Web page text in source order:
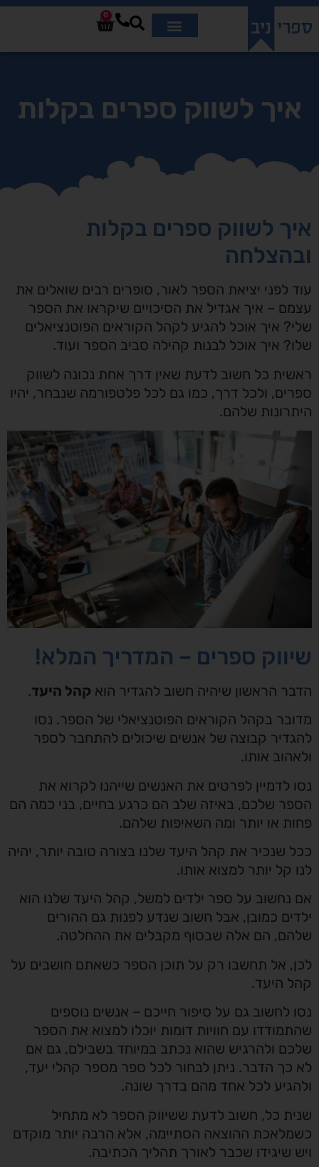
0
איך לשווק ספרים בקלות
איך לשווק ספרים בקלות
ובהצלחה
עוד לפני יציאת הספר לאור, סופרים רבים שואלים את
עצמם – איך אגדיל את הסיכויים שיקראו את הספר
שלי? איך אוכל להגיע לקהל הקוראים הפוטנציאלים
שלו? איך אוכל לבנות קהילה סביב הספר ועוד.
ראשית כל חשוב לדעת שאין דרך אחת נכונה לשווק
ספרים, ולכל דרך, כמו גם לכל פלטפורמה שנבחר, יהיו
היתרונות שלהם.
שיווק ספרים – המדריך המלא!
הדבר הראשון שיהיה חשוב להגדיר הוא קהל היעד.
מדובר בקהל הקוראים הפוטנציאלי של הספר. נסו
להגדיר קבוצה של אנשים שיכולים להתחבר לספר
ולאהוב אותו.
נסו לדמיין לפרטים את האנשים שייהנו לקרוא את
הספר שלכם, באיזה שלב הם כרגע בחיים, בני כמה הם
פחות או יותר ומה השאיפות שלהם.
ככל שנכיר את קהל היעד שלנו בצורה טובה יותר, יהיה
לנו קל יותר למצוא אותו.
אם נחשוב על ספר ילדים למשל, קהל היעד שלנו הוא
ילדים כמובן, אבל חשוב שנדע לפנות גם ההורים
שלהם, הם אלה שבסוף מקבלים את ההחלטה.
לכן, אל תחשבו רק על תוכן הספר כשאתם חושבים על
קהל היעד.
נסו לחשוב גם על סיפור חייכם – אנשים נוספים
שהתמודדו עם חוויות דומות יוכלו למצוא את הספר
שלכם ולהרגיש שהוא נכתב במיוחד בשבילם, גם אם
לא כך הדבר. ניתן לבחור לכל ספר מספר קהלי יעד,
ולהגיע לכל אחד מהם בדרך שונה.
שנית כל, חשוב לדעת ששיווק הספר לא מתחיל
כשמלאכת ההוצאה הסתיימה, אלא הרבה יותר מוקדם
ויש שיגידו שכבר לאורך תהליך הכתיבה.